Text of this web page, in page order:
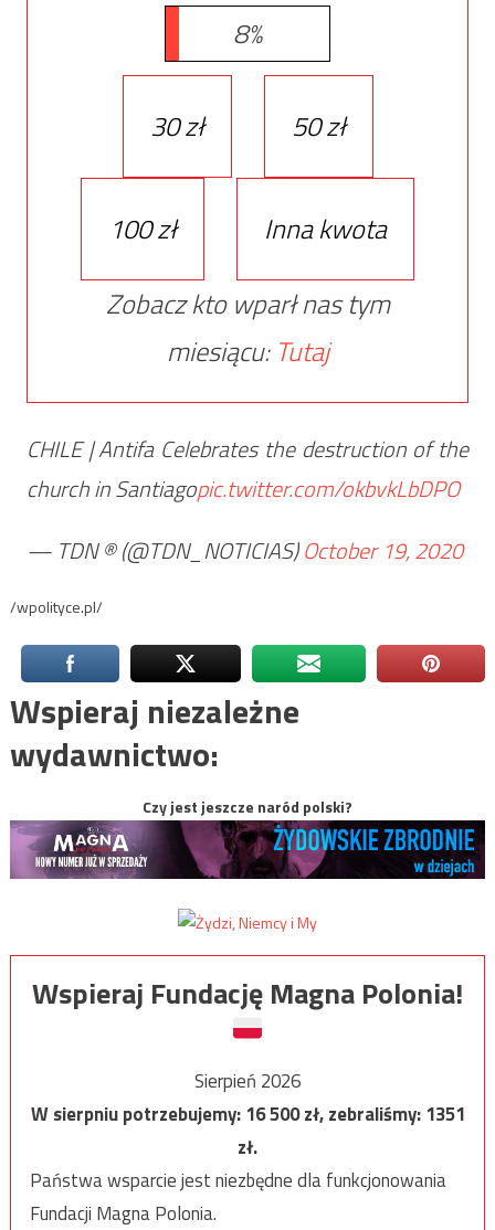
8%
30 zł 50 zł
100 zł
Inna kwota
Zobacz kto wparł nas tym
miesiącu: Tutaj
CHILE | Antifa Celebrates the destruction of the
church in Santiagopic.twitter.com/okbvkLbDPO
— TDN ® (@TDN_NOTICIAS)October 19, 2020
/wpolityce.pl/
Wspieraj niezależne
wydawnictwo:
Czy jest jeszcze naród polski?
Wspieraj Fundację Magna Polonia!
Sierpień 2026
W sierpniu potrzebujemy:16 500zł, zebraliśmy:1351
zł.
Państwa wsparcie jest niezbędne dla funkcjonowania
Fundacji Magna Polonia.